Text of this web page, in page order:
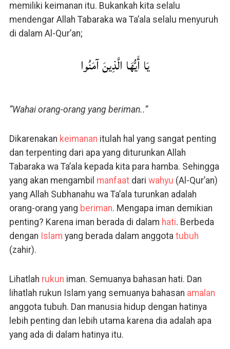
memiliki keimanan itu. Bukankah kita selalu
mendengar Allah Tabaraka wa Ta’ala selalu menyuruh
di dalam Al-Qur’an;
يَا أَيُّهَا الَّذِينَ آمَنُوا
“Wahai orang-orang yang beriman..”
Dikarenakan keimanan itulah hal yang sangat penting
dan terpenting dari apa yang diturunkan Allah
Tabaraka wa Ta’ala kepada kita para hamba. Sehingga
yang akan mengambil manfaatdari wahyu (Al-Qur’an)
yang Allah Subhanahu wa Ta’ala turunkan adalah
orang-orang yang beriman. Mengapa iman demikian
penting? Karena iman berada di dalam hati. Berbeda
dengan Islam yang berada dalam anggota tubuh
(zahir).
Lihatlah rukun iman. Semuanya bahasan hati. Dan
lihatlah rukun Islam yang semuanya bahasan amalan
anggota tubuh. Dan manusia hidup dengan hatinya
lebih penting dan lebih utama karena dia adalah apa
yang ada di dalam hatinya itu.